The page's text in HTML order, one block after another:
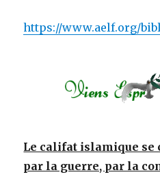
https://www.aelf.org/
Le califat islamique se
par la guerre, par la